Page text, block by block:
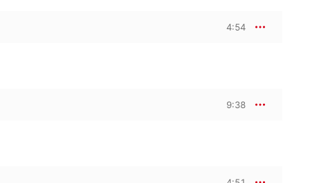
4:54
9:38